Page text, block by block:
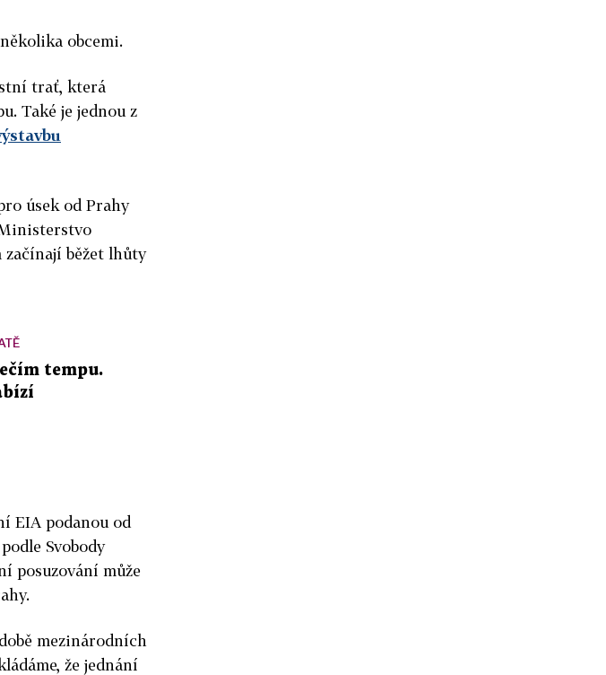
obcemi.
trať, která
Také je jednou z
úsek od Prahy
začínají běžet lhůty
tempu.
EIA podanou od
Svobody
posuzování může
mezinárodních
že jednání